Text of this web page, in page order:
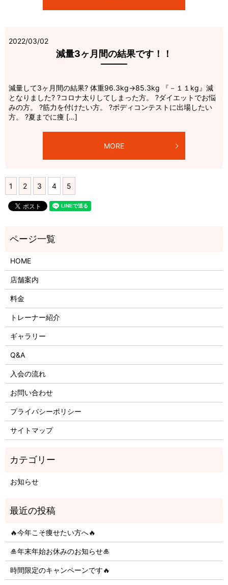
2022/03/02
減量3ヶ月間の結果です！！
減量して3ヶ月間の結果? 体重96.3kg→85.3kg 『－１１kg』減
となりました? ?コロナ太りしてしまった方。 ?ダイエットでお悩
みの方。 ?筋力を付けたい方。 ?ボディコンテストに出場したい
方。 ?夏までに痩 […]
MORE
1 2 3 4 5
HOME
店舗案内
料金
トレーナー紹介
ギャラリー
Q&A
入会の流れ
お問い合わせ
プライバシーポリシー
サイトマップ
お知らせ
🔥今年こそ痩せたい方へ🔥
🎍年末年始お休みのお知らせ🎍
時間限定のキャンペーンです🔥